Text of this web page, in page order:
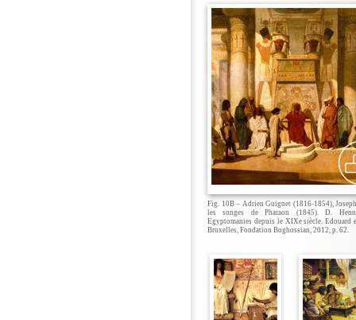
Fig. 10B – Adrien Guignet (1816-1854),
les songes de Pharaon (1845). D.
Egyptomanies depuis le XIXe siècle. Edouard
Bruxelles, Fondation Boghossian, 2012, p. 62.